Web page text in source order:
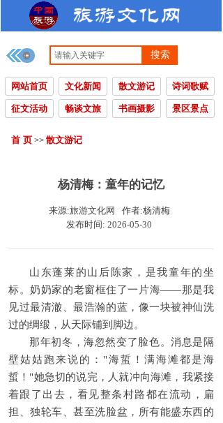
搜索
网站首页 文化新闻 散文游记 诗词歌赋
征文活动 畅谈文旅 书画摄影 景区景点
首 页 >> 散文游记
杨清梅：童年的记忆
来源:旅游文化网 作者:杨清梅
发布时间: 2026-05-30
山东蓬莱的山后陈家，是我童年的坐
标。奶奶家的老窗框住了一片海——那是我
见过最清澈、最浩瀚的蓝，像一块被神仙洗
过的绸缎，从天际铺到脚边。
那年初冬，海忽然变了脸色。消息是隔
壁姑姑跑来说的："海蜇！满海滩都是海
蜇！"她急切的说完，人就冲向海滩，我紧接
着跟了出去，看见整条村路都在流动，扁
担、独轮车、甚至洗脸盆，所有能盛东西的